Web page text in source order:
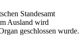
Standesamt
Ausland wird
geschlossen wurde.